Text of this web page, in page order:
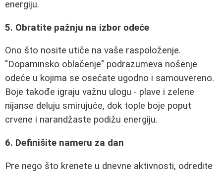
energiju.
5. Obratite pažnju na izbor odeće
Ono što nosite utiče na vaše raspoloženje.
"Dopaminsko oblačenje" podrazumeva nošenje
odeće u kojima se osećate ugodno i samouvereno.
Boje takođe igraju važnu ulogu - plave i zelene
nijanse deluju smirujuće, dok tople boje poput
crvene i narandžaste podižu energiju.
6. Definišite nameru za dan
Pre nego što krenete u dnevne aktivnosti, odredite